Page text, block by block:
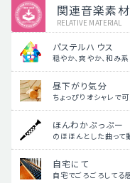
関連音楽素材
RELATIVE MATERIAL
パステルハウス
穏やか、爽やか、和み
昼下がり気分
ちょっぴりオシャレで
ほんわかぷっぷー
のほほんとした曲っ
自宅にて
自宅でごろごろして